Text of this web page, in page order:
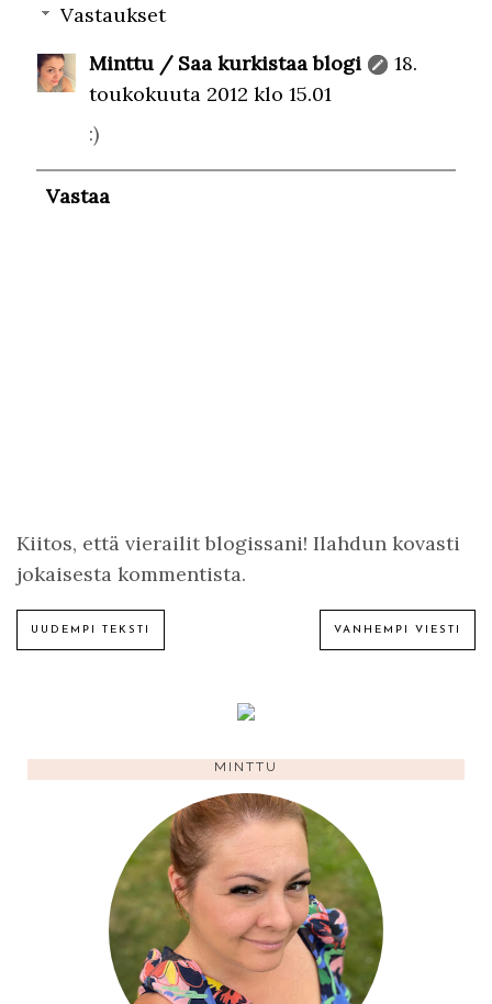
Vastaukset
Minttu / Saa kurkistaa blogi
18.
toukokuuta 2012 klo 15.01
:)
Vastaa
Kiitos, että vierailit blogissani! Ilahdun kovasti
jokaisesta kommentista.
UUDEMPI TEKSTI VANHEMPI VIESTI
MINTTU